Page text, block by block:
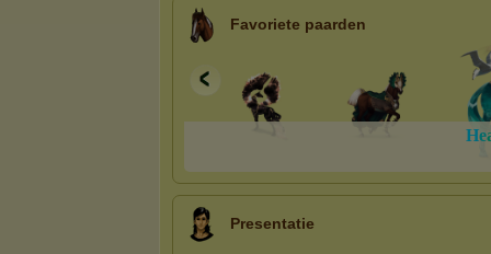
Favoriete paarden
He
Presentatie